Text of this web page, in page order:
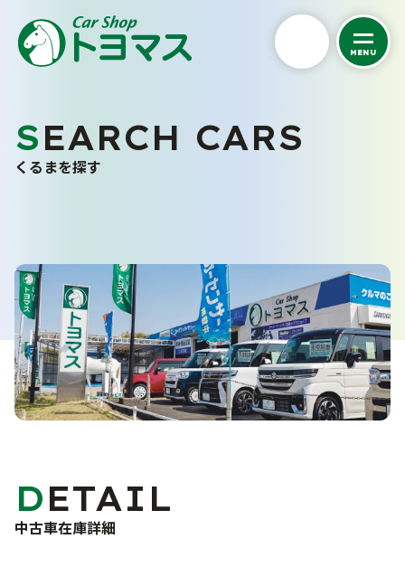
MENU
トヨマスクオリティ
お客さまの声
採用情報
くるまを探す
バリューパック
くるま買い取り査定
ご購入から納車まで
カーケア
車検
点検・一般修理
よくあるご質問
SEARCH CARS
くるまを探す
DETAIL
中古車在庫詳細